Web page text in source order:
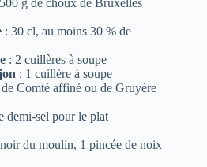
g de choux de Bruxelles
: 30 cl, au moins 30 % de
: 2 cuillères à soupe
: 1 cuillère à soupe
Comté affiné ou de Gruyère
demi-sel pour le plat
du moulin, 1 pincée de noix